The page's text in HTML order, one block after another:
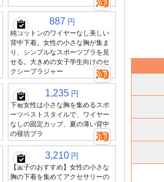
887 円
純コットンのワイヤーなし美しい
背中下着。女性の小さな胸が集ま
り、シンプルなスポーツブラを見
せる。大きめの女子学生向けのセ
クシーブラジャー
1,235 円
下着女性は小さな胸を集めるスポ
ーツベストスタイルで、ワイヤー
なしの固定カップ、夏の薄い背中
の寝坊ブラ
3,210 円
【孟子のおすすめ】女性の小さな
胸の下着を集めてアクセサリーの